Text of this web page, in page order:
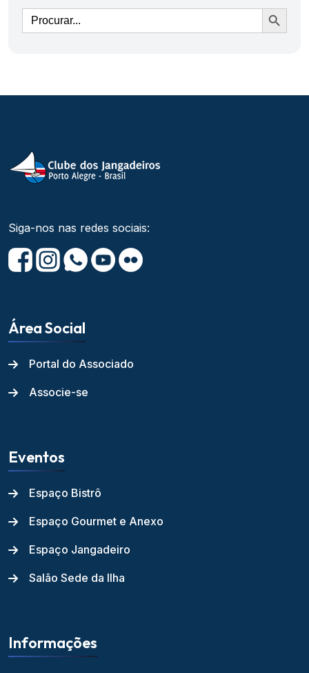
Ir
Siga-nos nas redes sociais:
Área Social
Portal do Associado
Associe-se
Eventos
Espaço Bistrô
Espaço Gourmet e Anexo
Espaço Jangadeiro
Salão Sede da Ilha
Informações